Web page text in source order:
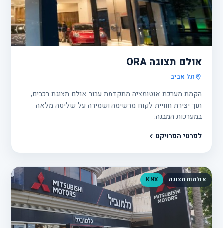
אולם תצוגה ORA
תל אביב
הקמת מערכת אוטומציה מתקדמת עבור אולם תצוגת רכבים,
תוך יצירת חוויית לקוח מרשימה ושמירה על שליטה מלאה
במערכות המבנה.
לפרטי הפרויקט
אולמות תצוגה KNX